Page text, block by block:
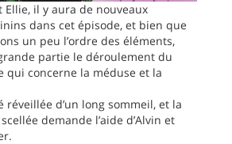
Ellie, il y aura de nouveaux
dans cet épisode, et bien que
un peu l’ordre des éléments,
partie le déroulement du
qui concerne la méduse et la
réveillée d’un long sommeil, et la
demande l’aide d’Alvin et